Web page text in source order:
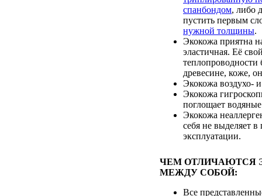
спанбондом, либо
пустить первым
нужной толщины.
Экокожа приятна
эластичная. Её
теплопроводности
древесине, коже,
Экокожа воздухо-
Экокожа
поглощает
Экокожа
себя не выделяет в
эксплуатации.
ЧЕМ ОТЛИЧАЮТСЯ
МЕЖДУ СОБОЙ:
Все